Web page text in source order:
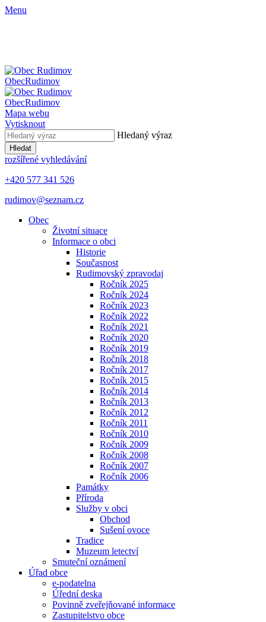
Menu
ObecRudimov
ObecRudimov
Mapa webu
Vytisknout
Hledaný výraz
Hledat
rozšířené vyhledávání
+420 577 341 526
rudimov@seznam.cz
Obec
Životní situace
Informace o obci
Historie
Současnost
Rudimovský zpravodaj
Ročník 2025
Ročník 2024
Ročník 2023
Ročník 2022
Ročník 2021
Ročník 2020
Ročník 2019
Ročník 2018
Ročník 2017
Ročník 2015
Ročník 2014
Ročník 2013
Ročník 2012
Ročník 2011
Ročník 2010
Ročník 2009
Ročník 2008
Ročník 2007
Ročník 2006
Památky
Příroda
Služby v obci
Obchod
Sušení ovoce
Tradice
Muzeum letectví
Smuteční oznámení
Úřad obce
e-podatelna
Úřední deska
Povinně zveřejňované informace
Zastupitelstvo obce